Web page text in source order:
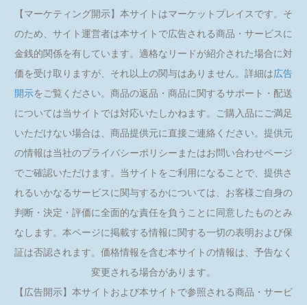
【マーケティング開示】本サイトはマーケットプレイスです。そ
のため、サイト運営者は本サイトで広告される商品・サービスに
金銭的関係を有しています。適格なリードが紹介された場合に対
価を受け取りますが、それ以上の関与はありません。詳細は広告
開示をご覧ください。商品の返品・商品に関するサポート・配送
については当サイトでは対応いたしかねます。ご購入品にご満足
いただけない場合は、商品提供元に直接ご連絡ください。提供元
の情報は当社のプライバシーポリシーまたはお問い合わせページ
でご確認いただけます。当サイトをご利用になることで、提供さ
れるいかなるサービスに関与するかについては、お客様ご自身の
判断・決定・評価に全面的な責任を負うことに同意したものとみ
なします。本ページに掲載する情報に関する一切の表明および保
証は否認されます。価格情報を含む本サイトの情報は、予告なく
変更される場合があります。
【広告開示】本サイトおよび本サイトで参照される商品・サービ